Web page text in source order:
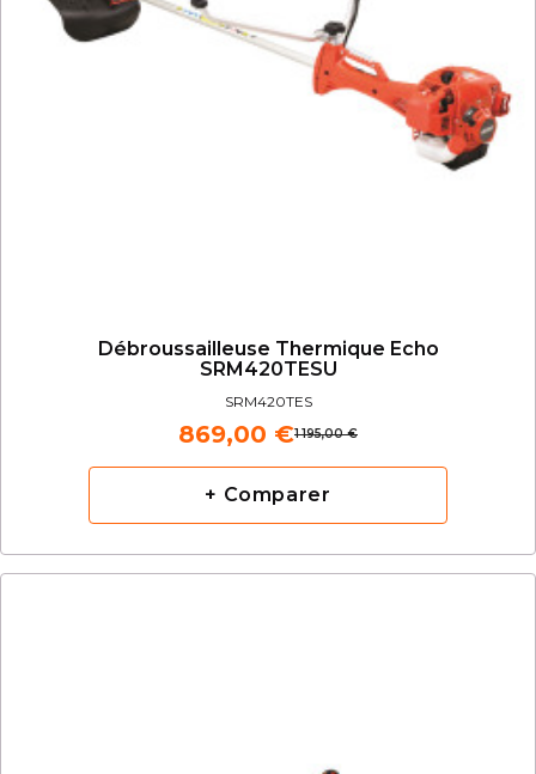
Débroussailleuse Thermique Echo
SRM420TESU
SRM420TES
1 195,00 €
869,00 €
+ Comparer